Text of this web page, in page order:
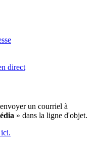
direct
un courriel à
» dans la ligne d'objet.